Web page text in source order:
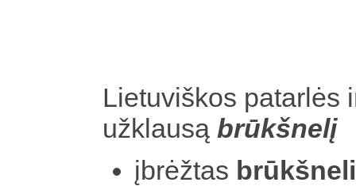
Lietuviškos patarlės
užklausą brūkšnelį
įbrėžtas